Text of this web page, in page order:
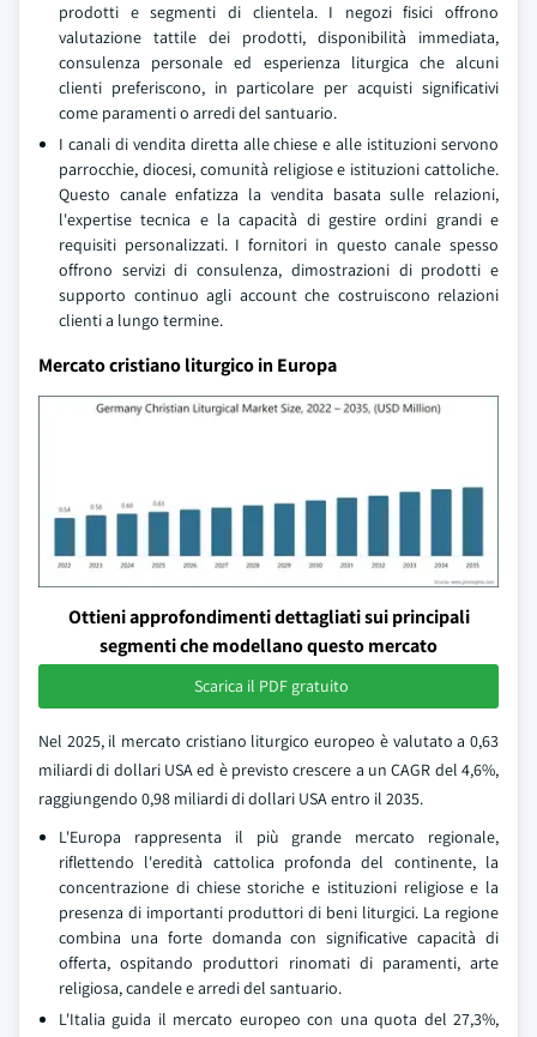
prodotti e segmenti di clientela. I negozi fisici offrono
valutazione tattile dei prodotti, disponibilità immediata,
consulenza personale ed esperienza liturgica che alcuni
clienti preferiscono, in particolare per acquisti significativi
come paramenti o arredi del santuario.
I canali di vendita diretta alle chiese e alle istituzioni servono
parrocchie, diocesi, comunità religiose e istituzioni cattoliche.
Questo canale enfatizza la vendita basata sulle relazioni,
l'expertise tecnica e la capacità di gestire ordini grandi e
requisiti personalizzati. I fornitori in questo canale spesso
offrono servizi di consulenza, dimostrazioni di prodotti e
supporto continuo agli account che costruiscono relazioni
clienti a lungo termine.
Mercato cristiano liturgico in Europa
Ottieni approfondimenti dettagliati sui principali
segmenti che modellano questo mercato
Scarica il PDF gratuito
Nel 2025, il mercato cristiano liturgico europeo è valutato a 0,63
miliardi di dollari USA ed è previsto crescere a un CAGR del 4,6%,
raggiungendo 0,98 miliardi di dollari USA entro il 2035.
L'Europa rappresenta il più grande mercato regionale,
riflettendo l'eredità cattolica profonda del continente, la
concentrazione di chiese storiche e istituzioni religiose e la
presenza di importanti produttori di beni liturgici. La regione
combina una forte domanda con significative capacità di
offerta, ospitando produttori rinomati di paramenti, arte
religiosa, candele e arredi del santuario.
L'Italia guida il mercato europeo con una quota del 27,3%,